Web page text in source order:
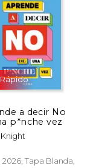
a decir No
p*nche vez
2026, Tapa Blanda,